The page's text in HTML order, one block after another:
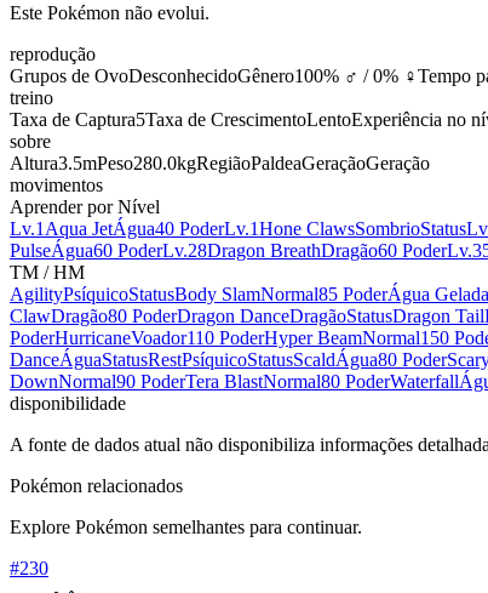
Este Pokémon não evolui.
reprodução
Grupos de OvoDesconhecidoGênero100% ♂ / 0% ♀Tempo
treino
Taxa de Captura5Taxa de CrescimentoLentoExperiência no
sobre
Altura3.5mPeso280.0kgRegiãoPaldeaGeraçãoGeração
movimentos
Aprender por Nível
Lv.1 Aqua JetÁgua40 PoderLv.1Hone ClawsSombrioStatus
PulseÁgua60 PoderLv.28Dragon BreathDragão60 Poder
TM / HM
AgilityPsíquicoStatusBody SlamNormal85 PoderÁgua Gelada
ClawDragão80 PoderDragon DanceDragãoStatusDragon Tail
PoderHurricaneVoador110 PoderHyper BeamNormal150
DanceÁguaStatusRestPsíquicoStatusScaldÁgua80 Poder
DownNormal90 PoderTera BlastNormal80 PoderWaterfall
disponibilidade
A fonte de dados atual não disponibiliza informações
Pokémon relacionados
Explore Pokémon semelhantes para continuar.
#230